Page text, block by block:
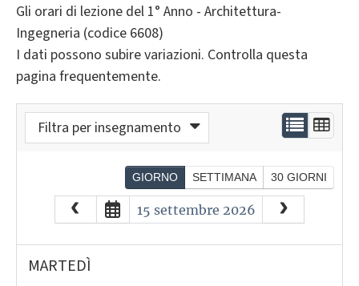
Gli orari di lezione del 1° Anno - Architettura-
Ingegneria (codice 6608)
I dati possono subire variazioni. Controlla questa
pagina frequentemente.
Filtra per insegnamento
GIORNO SETTIMANA 30 GIORNI
August 2026
Sun Mon Tue Wed Thu Fri
26 27 28 29 30 31
2
15 settembre 2026
MARTEDÌ